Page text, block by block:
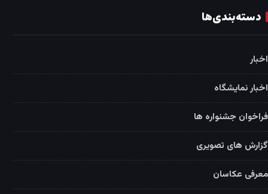
دسته‌بندی‌ها
اخبار
اخبار نمایشگاه
فراخوان جشنواره ها
گزارش های تصویری
معرفی عکاسان